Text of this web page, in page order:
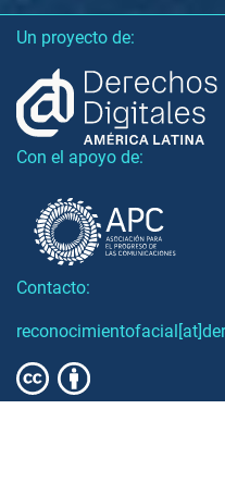
Un proyecto de:
Con el apoyo de:
Contacto: